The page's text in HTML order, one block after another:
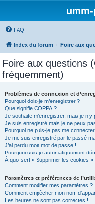
FAQ
Index du forum Foire aux
Foire aux questions
fréquemment)
Problèmes de connexion et
Pourquoi dois-je m’enregistrer ?
Que signifie COPPA ?
Je souhaite m’enregistrer, mais je n’y
Je suis enregistré mais je ne peux
Pourquoi ne puis-je pas me
Je me suis enregistré par le passé
J’ai perdu mon mot de passe !
Pourquoi suis-je automatiquement
À quoi sert « Supprimer les cookies »
Paramètres et préférences de
Comment modifier mes paramètres ?
Comment empêcher mon nom
Les heures ne sont pas correctes !